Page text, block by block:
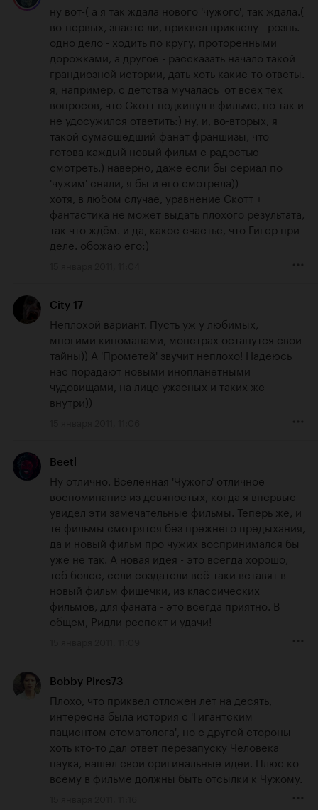
ну вот-( а я так ждала нового 'чужого', так ждала.(
во-первых, знаете ли, приквел приквелу - рознь.
одно дело - ходить по кругу, проторенными
дорожками, а другое - рассказать начало такой
грандиозной истории, дать хоть какие-то ответы.
я, например, с детства мучалась  от всех тех
вопросов, что Скотт подкинул в фильме, но так и
не удосужился ответить:) ну, и, во-вторых, я
такой сумасшедший фанат франшизы, что
готова каждый новый фильм с радостью
смотреть.) наверно, даже если бы сериал по
'чужим' сняли, я бы и его смотрела))
хотя, в любом случае, уравнение Скотт +
фантастика не может выдать плохого результата,
так что ждём. и да, какое счастье, что Гигер при
деле. обожаю его:)
City 17
Неплохой вариант. Пусть уж у любимых,
многими киноманами, монстрах останутся свои
тайны)) А 'Прометей' звучит неплохо! Надеюсь
нас порадают новыми инопланетными
чудовищами, на лицо ужасных и таких же
внутри))
Beetl
Ну отлично. Вселенная 'Чужого' отличное
воспоминание из девяностых, когда я впервые
увидел эти замечательные фильмы. Теперь же, и
те фильмы смотрятся без прежнего предыхания,
да и новый фильм про чужих воспринимался бы
уже не так. А новая идея - это всегда хорошо,
теб более, если создатели всё-таки вставят в
новый фильм фишечки, из классических
фильмов, для фаната - это всегда приятно. В
общем, Ридли респект и удачи!
Bobby Pires73
Плохо, что приквел отложен лет на десять,
интересна была история с 'Гигантским
пациентом стоматолога', но с другой стороны
хоть кто-то дал ответ перезапуску Человека
паука, нашёл свои оригинальные идеи. Плюс ко
всему в фильме должны быть отсылки к Чужому.